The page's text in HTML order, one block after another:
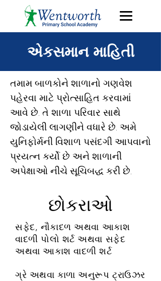
એકસમાન માહિતી
તમામ બાળકોને શાળાનો ગણવેશ
પહેરવા માટે પ્રોત્સાહિત કરવામાં
આવે છે. તે શાળા પરિવાર સાથે
જોડાયેલી લાગણીને વધારે છે. અમે
યુનિફોર્મની વિશાળ પસંદગી આપવાનો
પ્રયત્ન કર્યો છે અને શાળાની
અપેક્ષાઓ નીચે સૂચિબદ્ધ કરી છે.
છોકરાઓ
સફેદ, નૌકાદળ અથવા આકાશ
વાદળી પોલો શર્ટ અથવા સફેદ
અથવા આકાશ વાદળી શર્ટ
ગ્રે અથવા કાળા અનુરૂપ ટ્રાઉઝર